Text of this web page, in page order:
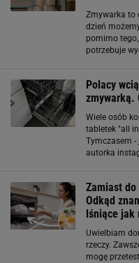
Zmywarka to
dzień
pomimo
potrzebuje
Polacy
zmywarką.
Wiele osób
tabletek "all
Tymczasem -
autorka
Zamiast
Odkąd
lśniące jak
Uwielbiam
rzeczy.
mogę